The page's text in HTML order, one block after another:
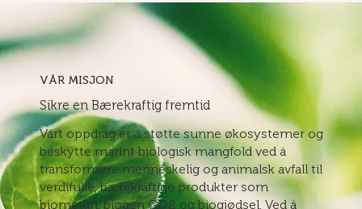
VÅR MISJON
Sikre en Bærekraftig fremtid
Vårt oppdrag er å støtte sunne økosystemer og
beskytte marint biologisk mangfold ved å
transformere menneskelig og animalsk avfall til
verdifulle, bærekraftige produkter som
biometan, biogen CO2 og biogjødsel. Ved å